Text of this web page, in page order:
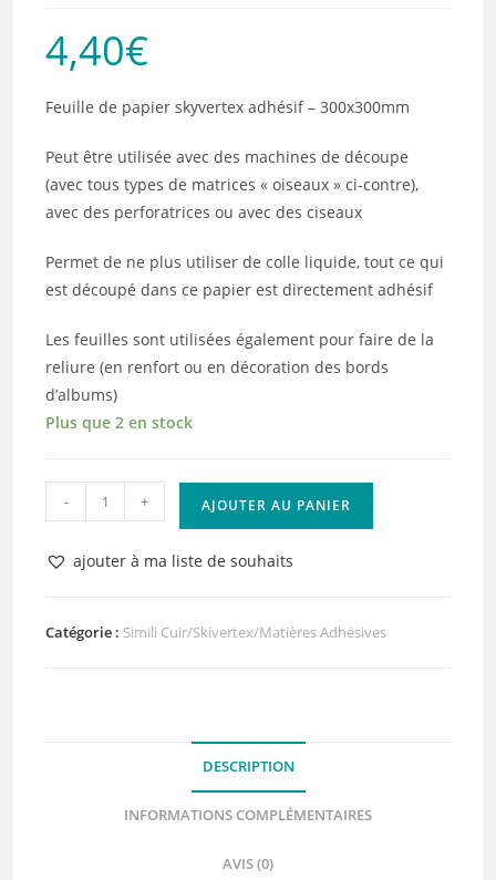
4,40€
Feuille de papier skyvertex adhésif – 300x300mm
Peut être utilisée avec des machines de découpe
(avec tous types de matrices « oiseaux » ci-contre),
avec des perforatrices ou avec des ciseaux
Permet de ne plus utiliser de colle liquide, tout ce qui
est découpé dans ce papier est directement adhésif
Les feuilles sont utilisées également pour faire de la
reliure (en renfort ou en décoration des bords
d’albums)
Plus que 2 en stock
quantité
de
Skivertex
Lilly
- + AJOUTER AU PANIER
ajouter à ma liste de souhaits
Catégorie : Simili Cuir/Skivertex/Matières Adhésives
DESCRIPTION
INFORMATIONS COMPLÉMENTAIRES
AVIS (0)